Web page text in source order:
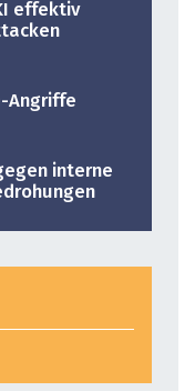
effektiv
Angriffe
interne